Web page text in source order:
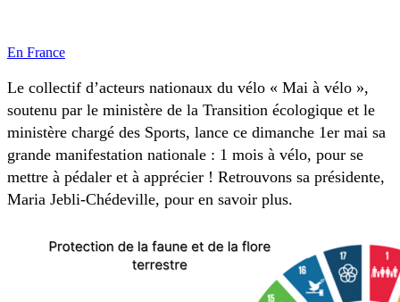
En France
Le collectif d’acteurs nationaux du vélo « Mai à vélo »,
soutenu par le ministère de la Transition écologique et le
ministère chargé des Sports, lance ce dimanche 1er mai sa
grande manifestation nationale : 1 mois à vélo, pour se
mettre à pédaler et à apprécier ! Retrouvons sa présidente,
Maria Jebli-Chédeville, pour en savoir plus.